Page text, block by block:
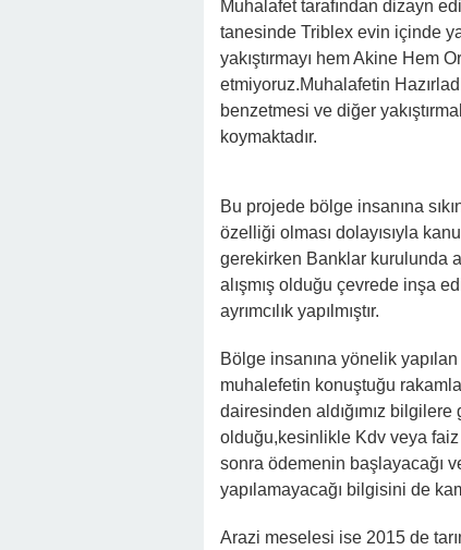
Muhalafet tarafından dizayn
tanesinde Triblex evin içinde
yakıştırmayı hem Akine Hem
etmiyoruz.Muhalafetin
benzetmesi ve diğer
koymaktadır.
Bu projede bölge insanına
özelliği olması dolayısıyla
gerekirken Banklar kurulunda
alışmış olduğu çevrede inşa
ayrımcılık yapılmıştır.
Bölge insanına yönelik
muhalefetin konuştuğu
dairesinden aldığımız bilgilere
olduğu,kesinlikle Kdv veya faiz
sonra ödemenin başlayacağı
yapılamayacağı bilgisini de
Arazi meselesi ise 2015 de